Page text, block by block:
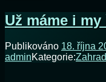
elektrické
sekačky
Už máme i
Publikováno 18. října
adminKategorie: